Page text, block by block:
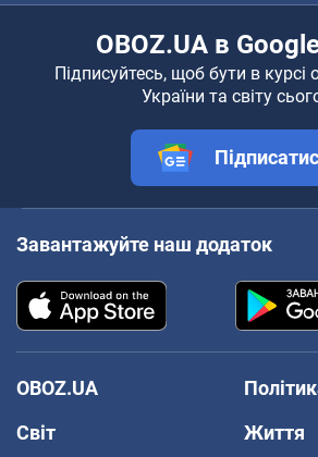
OBOZ.UA в
Підписуйтесь, щоб бути в курсі
України та світу
Завантажуйте наш додаток
OBOZ.UA
Світ
Життя